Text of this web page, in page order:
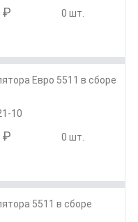
₽ 0 шт.
Евро 5511 в сборе
10
₽ 0 шт.
5511 в сборе